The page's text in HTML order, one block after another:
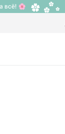
всё! 🌸